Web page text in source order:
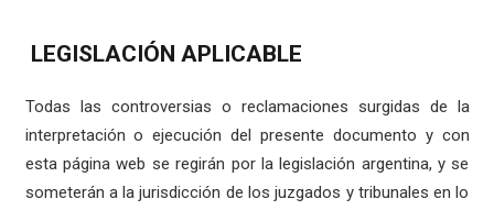
LEGISLACIÓN APLICABLE
Todas las controversias o reclamaciones surgidas de la
interpretación o ejecución del presente documento y con
esta página web se regirán por la legislación argentina, y se
someterán a la jurisdicción de los juzgados y tribunales en lo